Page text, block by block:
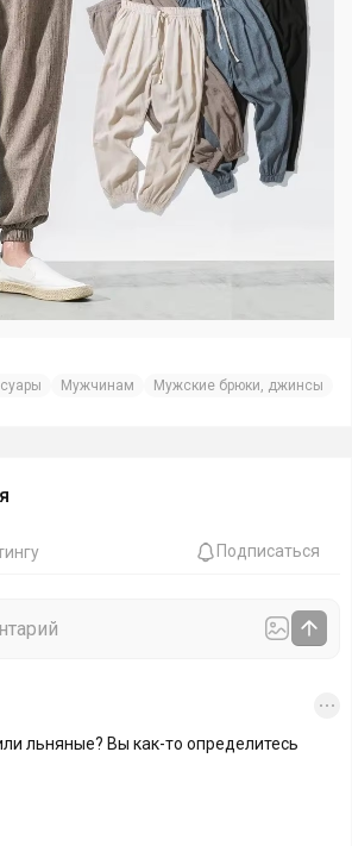
Мужчинам Мужские брюки, джинсы
Подписаться
льняные? Вы как-то определитесь